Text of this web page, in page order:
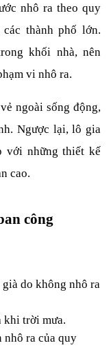
nhô ra theo quy
thành phố lớn.
khối nhà, nên
vi nhô ra.
ngoài sống động,
Ngược lại, lô gia
với những thiết kế
cao.
công
do không nhô ra
khi trời mưa.
ra của quy